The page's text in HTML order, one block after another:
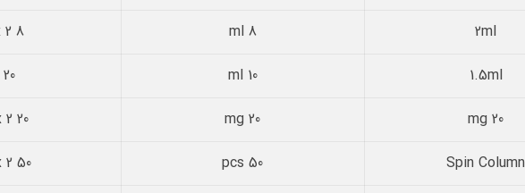
2ml
8 ml
8 ml x 2
1.5ml
10 ml
20 ml
20 mg
20 mg
20 mg x 2
Spin Column
50 pcs
50 pcs x 2